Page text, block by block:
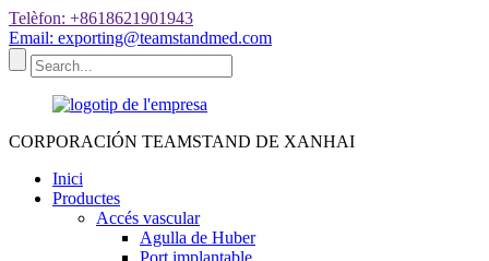
Telèfon: +8618621901943
Email: exporting@teamstandmed.com
CORPORACIÓN TEAMSTAND DE XANHAI
Inici
Productes
Accés vascular
Agulla de Huber
Port implantable